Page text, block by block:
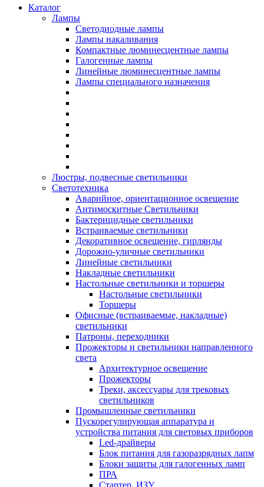
Каталог
Лампы
Светодиодные лампы
Лампы накаливания
Компактные люминесцентные лампы
Галогенные лампы
Линейные люминесцентные лампы
Лампы специального назначения
Люстры, подвесные светильники
Светотехника
Аварийное, ориентационное освещение
Антимоскитные Светильники
Бактерицидные светильники
Встраиваемые светильники
Декоративное освещение, гирлянды
Дорожно-уличные светильники
Линейные светильники
Накладные светильники
Настольные светильники и торшеры
Настольные светильники
Торшеры
Офисные (встраиваемые, накладные)
светильники
Патроны, переходники
Прожекторы и светильники направленного
света
Архитектурное освещение
Прожекторы
Треки, аксессуары для трековых
светильников
Промышленные светильники
Пускорегулирующая аппаратура и
устройства питания для световых приборов
Led-драйверы
Блок питания для газоразрядных лапм
Блоки защиты для галогенных ламп
ПРА
Стартер, ИЗУ